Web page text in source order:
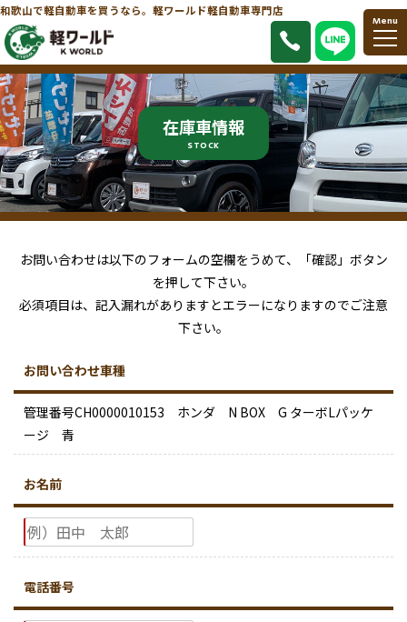
和歌山で軽自動車を買うなら。軽ワールド軽自動車専門店
Menu
在庫車情報
STOCK
お問い合わせは以下のフォームの空欄をうめて、「確認」ボタン
を押して下さい。
必須項目は、記入漏れがありますとエラーになりますのでご注意
下さい。
お問い合わせ車種
管理番号CH0000010153 ホンダ N BOX G ターボLパッケ
ージ 青
お名前
電話番号